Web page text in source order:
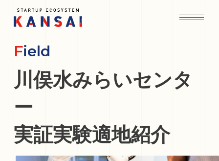
Field
川俣水みらいセンタ
ー
実証実験適地紹介